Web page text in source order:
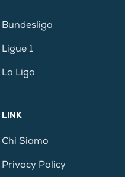
Bundesliga
Ligue 1
La Liga
LINK
Chi Siamo
Privacy Policy